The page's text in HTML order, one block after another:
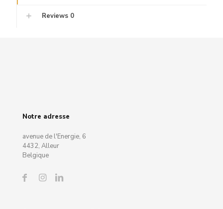
Reviews 0
Notre adresse
avenue de l'Energie, 6
4432, Alleur
Belgique